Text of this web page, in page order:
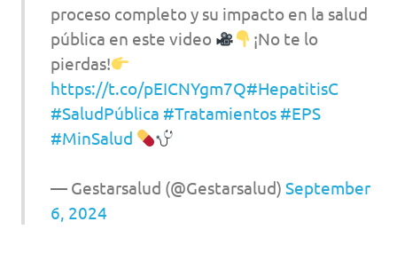
proceso completo y su impacto en la salud
pública en este video
¡No te lo
pierdas!
https://t.co/pEICNYgm7Q#HepatitisC
#SaludPública #Tratamientos #EPS
#MinSalud
— Gestarsalud (@Gestarsalud) September
6, 2024